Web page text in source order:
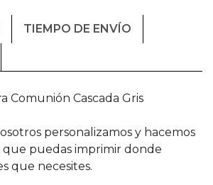
TIEMPO DE ENVÍO
Comunión Cascada Gris
personalizamos y hacemos
que puedas imprimir donde
que necesites.